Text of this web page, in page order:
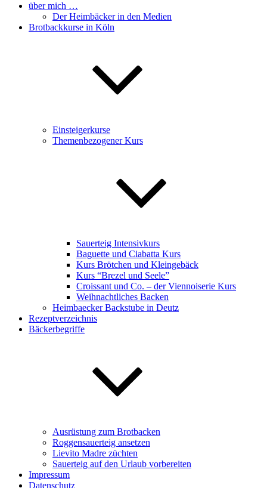
über mich …
Der Heimbäcker in den Medien
Brotbackkurse in Köln
Einsteigerkurse
Themenbezogener Kurs
Sauerteig Intensivkurs
Baguette und Ciabatta Kurs
Kurs Brötchen und Kleingebäck
Kurs “Brezel und Seele”
Croissant und Co. – der Viennoiserie Kurs
Weihnachtliches Backen
Heimbaecker Backstube in Deutz
Rezeptverzeichnis
Bäckerbegriffe
Ausrüstung zum Brotbacken
Roggensauerteig ansetzen
Lievito Madre züchten
Sauerteig auf den Urlaub vorbereiten
Impressum
Datenschutz